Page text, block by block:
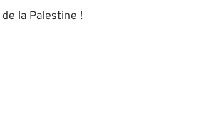
la Palestine !